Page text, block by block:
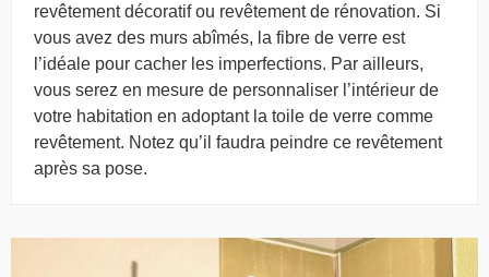
revêtement décoratif ou revêtement de rénovation. Si
vous avez des murs abîmés, la fibre de verre est
l’idéale pour cacher les imperfections. Par ailleurs,
vous serez en mesure de personnaliser l’intérieur de
votre habitation en adoptant la toile de verre comme
revêtement. Notez qu’il faudra peindre ce revêtement
après sa pose.